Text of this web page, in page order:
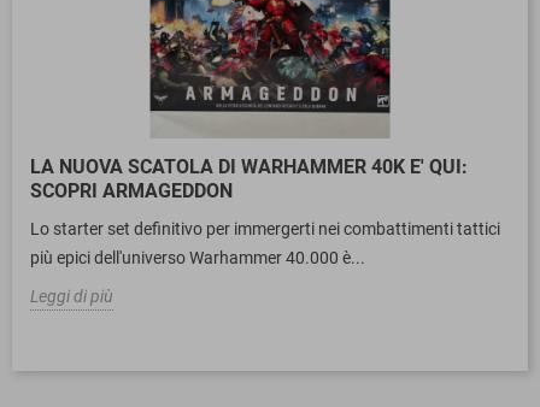
LA NUOVA SCATOLA DI WARHAMMER 40K E' QUI:
SCOPRI ARMAGEDDON
Lo starter set definitivo per immergerti nei combattimenti tattici
più epici dell'universo Warhammer 40.000 è...
Leggi di più